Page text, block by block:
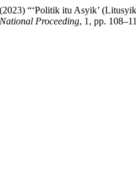
“‘Politik itu Asyik’
Proceeding, 1, pp.